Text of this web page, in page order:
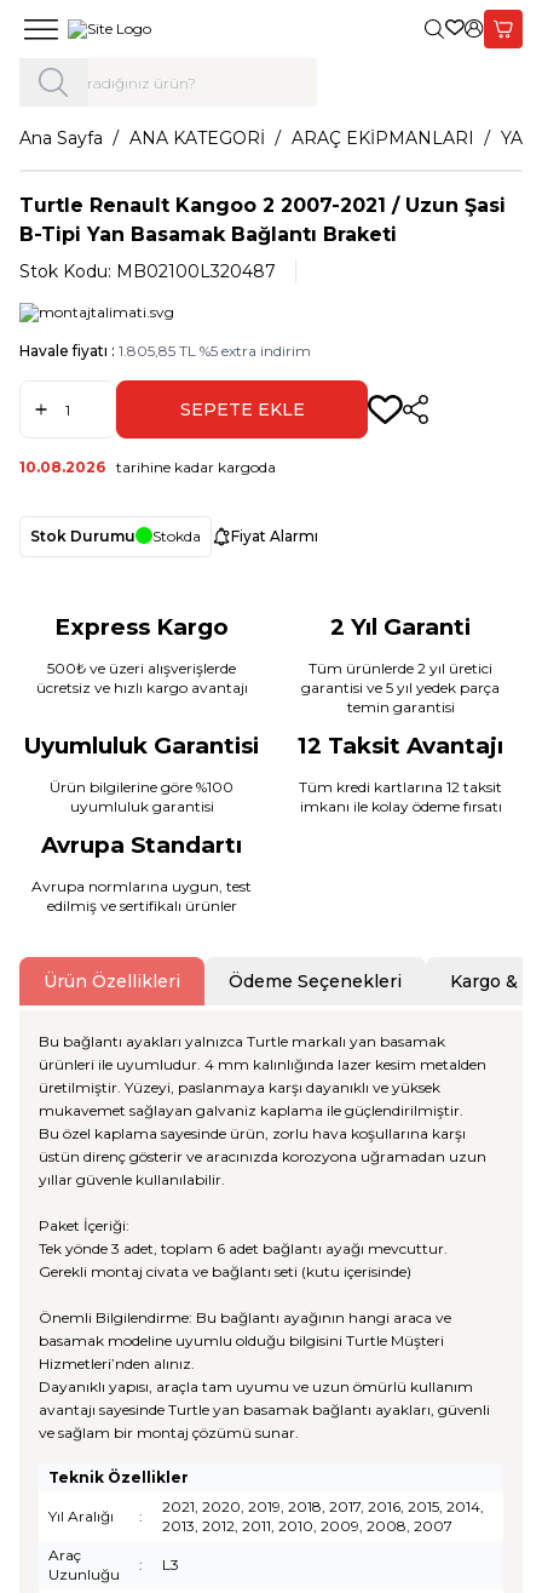
Giriş Yap,
Ana Sayfa ANA KATEGORİ ARAÇ EKİPMANLARI
Turtle Renault Kangoo 2 2007-2021 / Uzun Şasi
B-Tipi Yan Basamak Bağlantı Braketi
Stok Kodu: MB02100L320487
Havale fiyatı : 1.805,85 TL %5 extra indirim
SEPETE EKLE Paylaş
10.08.2026 tarihine kadar kargoda
Stok Durumu Stokda Fiyat Alarmı
Express Kargo
500₺ ve üzeri alışverişlerde
ücretsiz ve hızlı kargo avantajı
2 Yıl Garanti
Tüm ürünlerde 2 yıl üretici
garantisi ve 5 yıl yedek parça
temin garantisi
Uyumluluk Garantisi
Ürün bilgilerine göre %100
uyumluluk garantisi
12 Taksit Avantajı
Tüm kredi kartlarına 12 taksit
imkanı ile kolay ödeme fırsatı
Avrupa Standartı
Avrupa normlarına uygun, test
edilmiş ve sertifikalı ürünler
Ürün Özellikleri Ödeme Seçenekleri Kargo &
Bu bağlantı ayakları yalnızca Turtle markalı yan basamak
ürünleri ile uyumludur. 4 mm kalınlığında lazer kesim metalden
üretilmiştir. Yüzeyi, paslanmaya karşı dayanıklı ve yüksek
mukavemet sağlayan galvaniz kaplama ile güçlendirilmiştir.
Bu özel kaplama sayesinde ürün, zorlu hava koşullarına karşı
üstün direnç gösterir ve aracınızda korozyona uğramadan uzun
yıllar güvenle kullanılabilir.
Paket İçeriği:
Tek yönde 3 adet, toplam 6 adet bağlantı ayağı mevcuttur.
Gerekli montaj civata ve bağlantı seti (kutu içerisinde)
Önemli Bilgilendirme: Bu bağlantı ayağının hangi araca ve
basamak modeline uyumlu olduğu bilgisini Turtle Müşteri
Hizmetleri’nden alınız.
Dayanıklı yapısı, araçla tam uyumu ve uzun ömürlü kullanım
avantajı sayesinde Turtle yan basamak bağlantı ayakları, güvenli
ve sağlam bir montaj çözümü sunar.
Teknik Özellikler
Yıl Aralığı :
2021, 2020, 2019, 2018, 2017, 2016, 2015, 2014,
2013, 2012, 2011, 2010, 2009, 2008, 2007
Araç
Uzunluğu
: L3